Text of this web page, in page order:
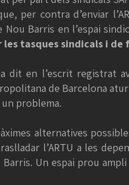
per contra d’enviar
Barris en l’espai
tasques sindicals i de
dit en l’escrit registrat
de Barcelona
problema.
alternatives
l’ARTU a les
Barris. Un espai prou